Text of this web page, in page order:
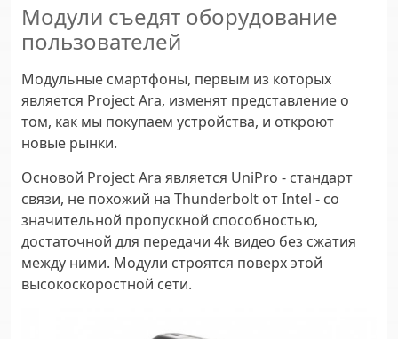
Модули съедят оборудование
пользователей
Модульные смартфоны, первым из которых
является Project Ara, изменят представление о
том, как мы покупаем устройства, и откроют
новые рынки.
Основой Project Ara является UniPro - стандарт
связи, не похожий на Thunderbolt от Intel - со
значительной пропускной способностью,
достаточной для передачи 4k видео без сжатия
между ними. Модули строятся поверх этой
высокоскоростной сети.